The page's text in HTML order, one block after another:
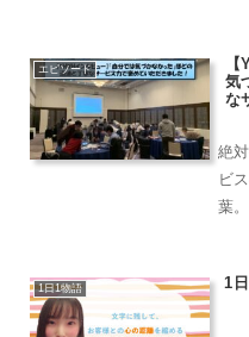
さ
え
エピソード
気
な
絶
ビ
葉
1日1物語
1